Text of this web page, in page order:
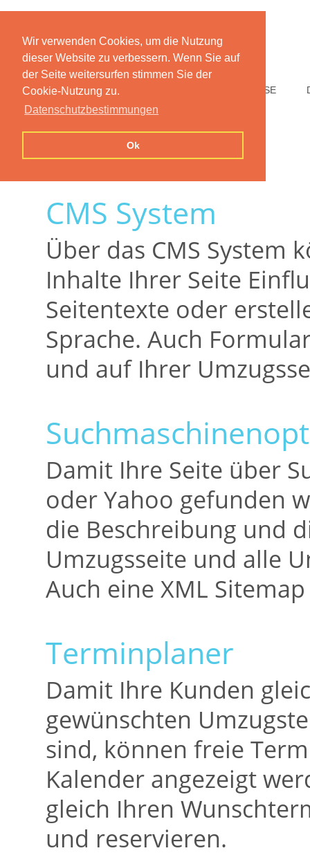
Wir verwenden Cookies, um die Nutzung
dieser Website zu verbessern. Wenn Sie auf
der Seite weitersurfen stimmen Sie der
Cookie-Nutzung zu.
Datenschutzbestimmungen
Ok
HOME PREISE
CMS System
Über das CMS System
Inhalte Ihrer Seite
Seitentexte oder
Sprache. Auch
und auf Ihrer
Damit Ihre Seite über
oder Yahoo gefunden
die Beschreibung und
Umzugsseite und alle
Auch eine XML
Terminplaner
Damit Ihre Kunden
gewünschten
sind, können freie
Kalender angezeigt
gleich Ihren
und reservieren.